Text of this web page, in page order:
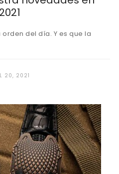
del día. Y es que la
20, 2021